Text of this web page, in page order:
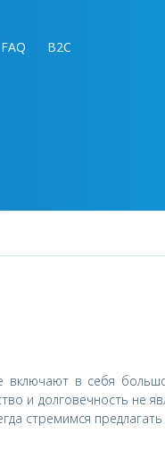
FAQ B2C
включают в себя
и долговечность не
стремимся